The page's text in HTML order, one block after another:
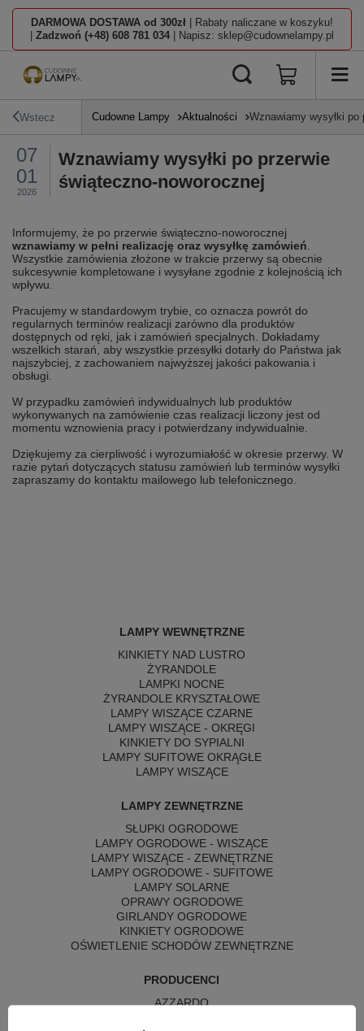
DARMOWA DOSTAWA od 300zł | Rabaty naliczane w koszyku!
Zadzwoń (+48) 608 781 034 | Napisz: sklep@cudownelampy.pl
Wstecz Cudowne Lampy Aktualności Wznawiamy wysyłki
07
01
2026
Wznawiamy wysyłki po przerwie
świąteczno-noworocznej
Informujemy, że po przerwie świąteczno-noworocznej
wznawiamy w pełni realizację oraz wysyłkę zamówień
Wszystkie zamówienia złożone w trakcie przerwy są obecnie
sukcesywnie kompletowane i wysyłane zgodnie z kolejnością ich
wpływu.
Pracujemy w standardowym trybie, co oznacza powrót do
regularnych terminów realizacji zarówno dla produktów
dostępnych od ręki, jak i zamówień specjalnych. Dokładamy
wszelkich starań, aby wszystkie przesyłki dotarły do Państwa jak
najszybciej, z zachowaniem najwyższej jakości pakowania i
obsługi.
W przypadku zamówień indywidualnych lub produktów
wykonywanych na zamówienie czas realizacji liczony jest od
momentu wznowienia pracy i potwierdzany indywidualnie.
Dziękujemy za cierpliwość i wyrozumiałość w okresie przerwy. W
razie pytań dotyczących statusu zamówień lub terminów wysyłki
zapraszamy do kontaktu mailowego lub telefonicznego.
LAMPY WEWNĘTRZNE
KINKIETY NAD LUSTRO
ŻYRANDOLE
LAMPKI NOCNE
ŻYRANDOLE KRYSZTAŁOWE
LAMPY WISZĄCE CZARNE
LAMPY WISZĄCE - OKRĘGI
KINKIETY DO SYPIALNI
LAMPY SUFITOWE OKRĄGŁE
LAMPY WISZĄCE
LAMPY ZEWNĘTRZNE
SŁUPKI OGRODOWE
LAMPY OGRODOWE - WISZĄCE
LAMPY WISZĄCE - ZEWNĘTRZNE
LAMPY OGRODOWE - SUFITOWE
LAMPY SOLARNE
OPRAWY OGRODOWE
GIRLANDY OGRODOWE
KINKIETY OGRODOWE
OŚWIETLENIE SCHODÓW ZEWNĘTRZNE
PRODUCENCI
AZZARDO